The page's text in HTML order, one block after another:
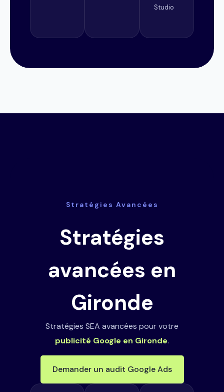
Studio
Stratégies Avancées
Stratégies
avancées en
Gironde
Stratégies SEA avancées pour votre
publicité Google en Gironde.
Demander un audit Google Ads